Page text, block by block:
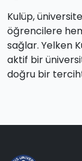
Kulüp,
öğrencilere
sağlar. Yelken
aktif bir
doğru bir